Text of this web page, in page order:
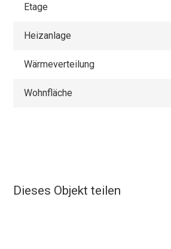
Etage
Heizanlage
Wärmeverteilung
Wohnfläche
Dieses Objekt teilen